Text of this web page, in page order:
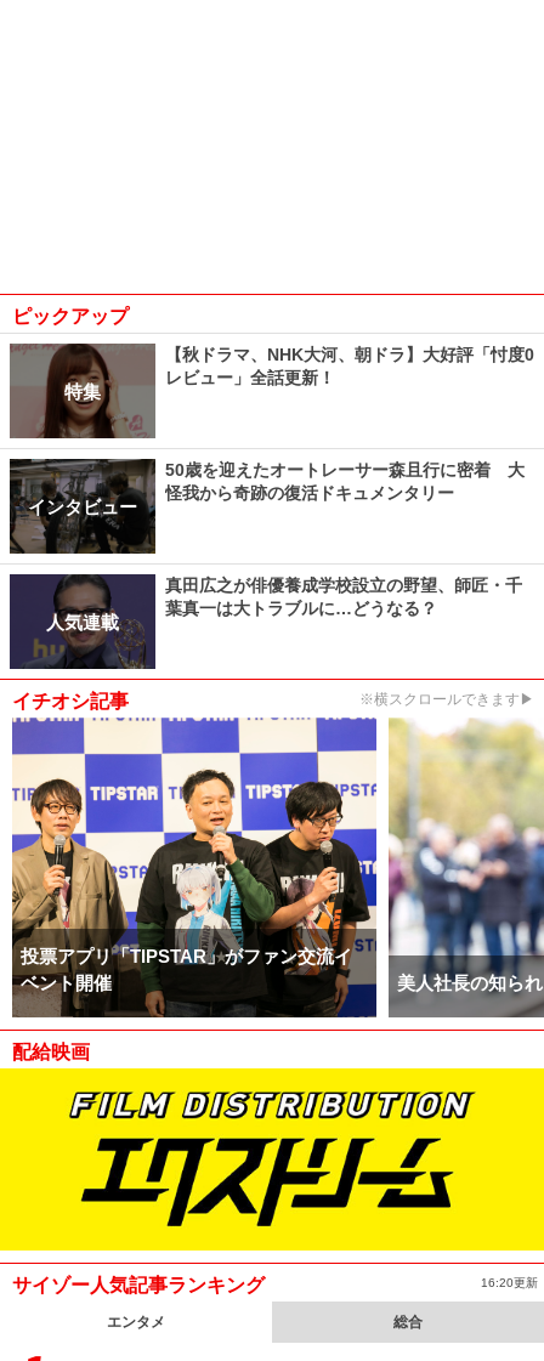
ピックアップ
特集
【秋ドラマ、NHK大河、朝ドラ】大好評「忖度0
レビュー」全話更新！
インタビュー
50歳を迎えたオートレーサー森且行に密着 大
怪我から奇跡の復活ドキュメンタリー
人気連載
真田広之が俳優養成学校設立の野望、師匠・千
葉真一は大トラブルに…どうなる？
イチオシ記事 ※横スクロールできます▶
投票アプリ「TIPSTAR」がファン交流イ
ベント開催
美人社長の知ら
配給映画
サイゾー人気記事ランキング 16:20更新
エンタメ 総合